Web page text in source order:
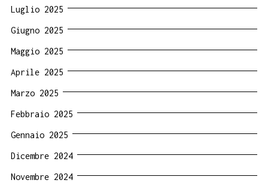
Luglio 2025
Giugno 2025
Maggio 2025
Aprile 2025
Marzo 2025
Febbraio 2025
Gennaio 2025
Dicembre 2024
Novembre 2024